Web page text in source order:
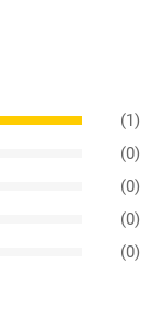
(1)
(0)
(0)
(0)
(0)